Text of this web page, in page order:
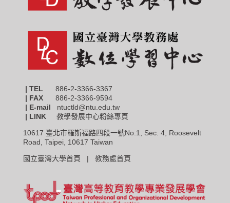
| TEL 886-2-3366-3367
| FAX
886-2-3366-9594
| E-mail ntuctld@ntu.edu.tw
| LINK 教學發展中心粉絲專頁
10617 臺北市羅斯福路四段一號No.1, Sec. 4, Roosevelt
Road, Taipei, 10617 Taiwan
國立臺灣大學首頁 | 教務處首頁